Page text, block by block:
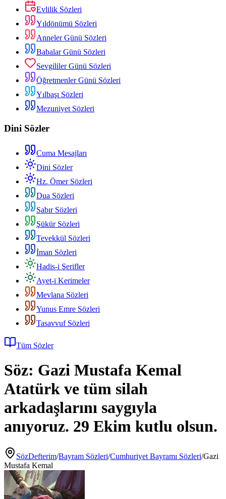
Evlilik Sözleri
Yıldönümü Sözleri
Anneler Günü Sözleri
Babalar Günü Sözleri
Sevgililer Günü Sözleri
Öğretmenler Günü Sözleri
Yılbaşı Sözleri
Mezuniyet Sözleri
Dini Sözler
Cuma Mesajları
Dini Sözler
Hz. Ömer Sözleri
Dua Sözleri
Sabır Sözleri
Şükür Sözleri
Tevekkül Sözleri
İman Sözleri
Hadis-i Şerifler
Ayet-i Kerimeler
Mevlana Sözleri
Yunus Emre Sözleri
Tasavvuf Sözleri
Tüm Sözler
Söz: Gazi Mustafa Kemal
Atatürk ve tüm silah
arkadaşlarını saygıyla
anıyoruz. 29 Ekim kutlu olsun.
SözDefterim/Bayram Sözleri/Cumhuriyet Bayramı Sözleri/Gazi
Mustafa Kemal